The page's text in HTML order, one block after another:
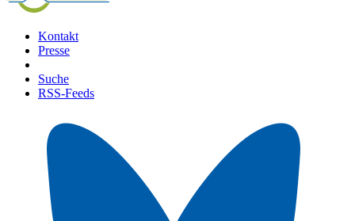
Kontakt
Presse
Suche
RSS-Feeds